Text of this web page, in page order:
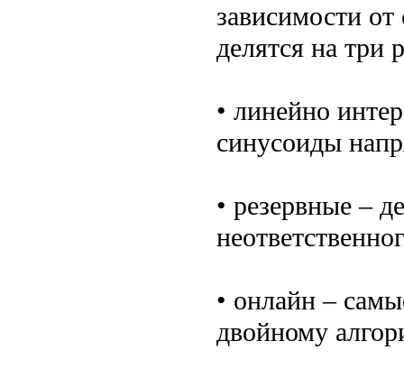
зависимости от
делятся на три
• линейно
синусоиды
• резервные –
• онлайн –
двойному